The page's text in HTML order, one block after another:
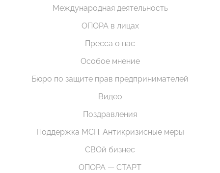
Международная деятельность
ОПОРА в лицах
Пресса о нас
Особое мнение
Бюро по защите прав предпринимателей
Видео
Поздравления
Поддержка МСП. Антикризисные меры
СВОй бизнес
ОПОРА — СТАРТ